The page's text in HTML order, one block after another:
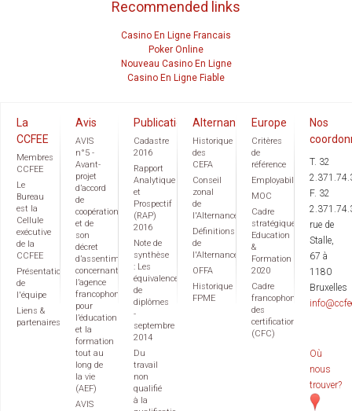
Recommended links
Casino En Ligne Francais
Poker Online
Nouveau Casino En Ligne
Casino En Ligne Fiable
La
CCFEE
Membres
CCFEE
Le
Bureau
est la
Cellule
exécutive
de la
CCFEE
Présentation
de
l'équipe
Liens &
partenaires
Avis
AVIS
n°5 -
Avant-
projet
d’accord
de
coopération
et de
son
décret
d’assentiment
concernant
l’agence
francophone
pour
l’éducation
et la
formation
tout au
long de
la vie
(AEF)
AVIS
Publications
Cadastre
2016
Rapport
Analytique
et
Prospectif
(RAP)
2016
Note de
synthèse
: Les
équivalences
de
diplômes
-
septembre
2014
Du
travail
non
qualifié
à la
Alternance
Historique
des
CEFA
Conseil
zonal
de
l'Alternance
Définitions
de
l'Alternance
OFFA
Historique
FPME
Europe
Critères
de
référence
Employabilité
MOC
Cadre
stratégique
Education
&
Formation
2020
Cadre
francophone
des
certifications
(CFC)
Nos
T. 32
F. 32
rue de
Stalle,
67 à
1180
Bruxelles
Où
nous
trouver?